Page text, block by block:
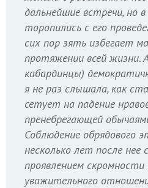
дальнейшие встречи, но
торопились с его
сих пор зять избегает
протяжении всей жизни.
кабардинцы)
я не раз слышала, как
сетует на падение
пренебрегающей
Соблюдение обрядового
несколько лет после нее
проявлением
уважительного